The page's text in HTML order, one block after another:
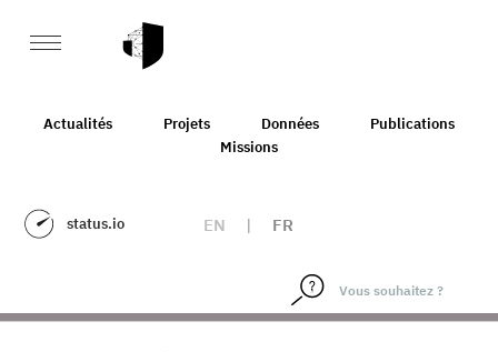
Actualités Projets Données
Publications
Missions
status.io EN | FR